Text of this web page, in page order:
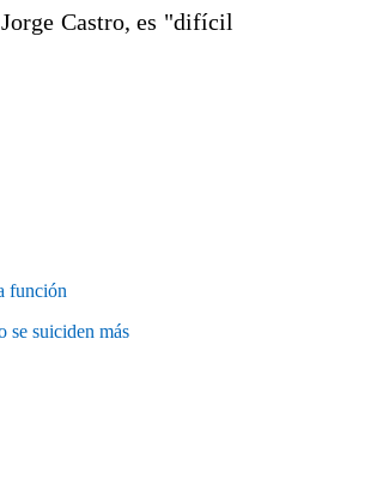
Castro, es "difícil
función
se suiciden más